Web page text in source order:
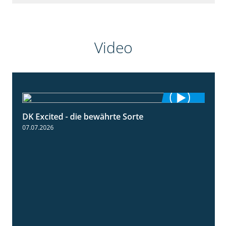
Video
DK Excited - die bewährte Sorte
07.07.2026